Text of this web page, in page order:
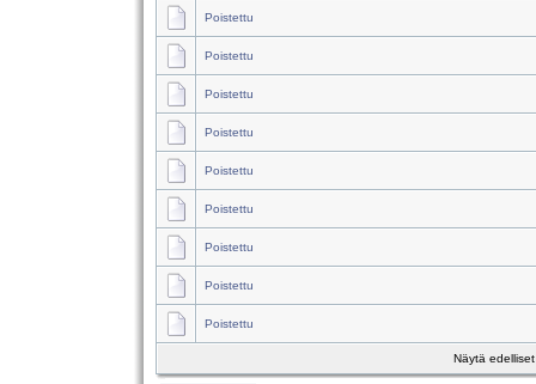
Poistettu
Poistettu
Poistettu
Poistettu
Poistettu
Poistettu
Poistettu
Poistettu
Poistettu
Näytä